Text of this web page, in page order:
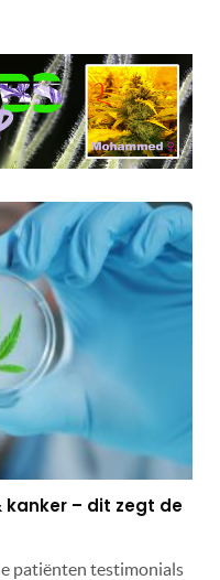
– dit zegt de
patiënten testimonials